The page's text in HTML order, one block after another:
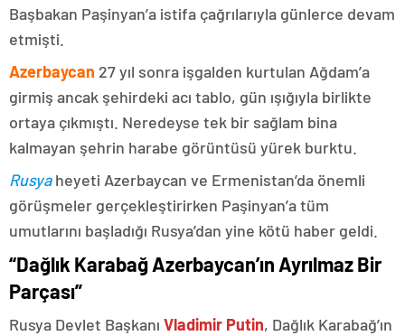
Başbakan Paşinyan’a istifa çağrılarıyla günlerce devam
etmişti.
Azerbaycan 27 yıl sonra işgalden kurtulan Ağdam’a
girmiş ancak şehirdeki acı tablo, gün ışığıyla birlikte
ortaya çıkmıştı. Neredeyse tek bir sağlam bina
kalmayan şehrin harabe görüntüsü yürek burktu.
Rusyaheyeti Azerbaycan ve Ermenistan’da önemli
görüşmeler gerçekleştirirken Paşinyan’a tüm
umutlarını başladığı Rusya’dan yine kötü haber geldi.
“Dağlık Karabağ Azerbaycan’ın Ayrılmaz Bir
Parçası”
Rusya Devlet Başkanı Vladimir Putin, Dağlık Karabağ’ın